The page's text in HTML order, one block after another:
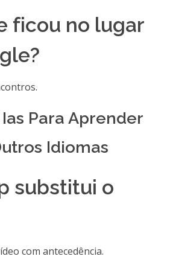
ficou no lugar
Para Aprender
Idiomas
substitui o
com antecedência.